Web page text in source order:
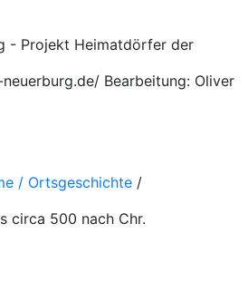
- Projekt Heimatdörfer der
Bearbeitung: Oliver
/ Ortsgeschichte /
circa 500 nach Chr.